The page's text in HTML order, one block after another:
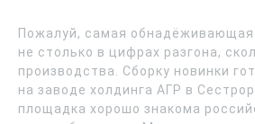
Пожалуй, самая обнадёживающая
не столько в цифрах разгона,
производства. Сборку новинки
на заводе холдинга АГР в
площадка хорошо знакома